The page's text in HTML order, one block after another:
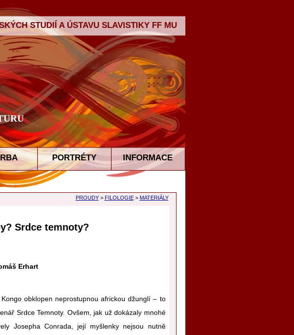
STUDIÍ A ÚSTAVU SLAVISTIKY FF MU
PORTRÉTY INFORMACE
PROUDY> FILOLOGIE> MATERIÁLY
Srdce temnoty?
Erhart
obklopen neprostupnou africkou džunglí – to
Srdce Temnoty. Ovšem, jak už dokázaly mnohé
Josepha Conrada, její myšlenky nejsou nutně